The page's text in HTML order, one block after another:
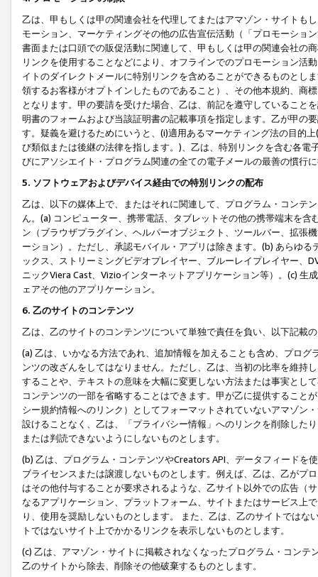
乙は、甲もしくは甲の関連会社を代理してまたはアマゾン・サイトも
モーション、マーケティングその他の広告宣伝活動（「プロモーショ
書面または口頭での販促活動に関連して、甲もしくは甲の関連会社の
リンクを使用することなどにより、オフラインでのプロモーション活
イトのダイレクトメールに特別リンクを含めることができるものとし
領するお客様がオプトインしたものであること）、その他本規約、商
となります。甲の要請を受けた場合、乙は、前記を遵守していること
明書のフォームおよび当該証明書の記載事項を指定します。乙が甲の
す。疑義を避けるためにいうと、(i)適用あるマーケティング法の目的
び類似または後継の法律を指します。)、乙は、特別リンクを含む各
びにアソシエイト・プログラム関連の全ての電子メールの最善の慣行
5. ソフトウェアおよびデバイス経由での特別リンクの配布
乙は、以下の媒体上で、またはそれに関連して、プログラム・コンテ
ん。(a) コンピューター、携帯電話、タブレットその他の携帯端末を
ン（ブラウザプラグイン、ヘルパーオブジェクト、ツールバー、拡張
ーション）。ただし、承認モバイル・アプリは除きます。(b) あらゆ
ックス、ストリーミングビデオプレイヤー、ブルーレイプレイヤー、
ニックViera Cast、Vizioインターネットアプリケーション等）。(c)
ェアその他のアプリケーション。
6. 乙のサイトのコンテンツ
乙は、乙のサイトのコンテンツについて単独で責任を負い、以下記載
(a) 乙は、いかなる方法であれ、追加情報を加えることも含め、プロ
ンツの改ざんをしてはなりません。ただし、乙は、当初の比率を維持
することや、テキストの意味を大幅に変更しない方法または事実とし
コンテンツの一部を省略することはできます。甲が乙に提供すること
シー規約情報へのリンク）としてフォーマットされていないアマゾン
設けることなく、乙は、「プライバシー情報」へのリンクを削除した
または判読できないようにしないものとします。
(b) 乙は、プログラム・コンテンツやCreators API、データフィード
ブライセンスまたは譲渡しないものとします。例えば、乙は、乙がプ
はその他付与することが要求されるような、乙サイト以外での広告（
なるアプリケーション、プラットフォーム、サイトまたはサービス上
り、使用を奨励しないものとします。 また、乙は、乙のサイトでは
トではないサイト上でかかるリンクを表示しないものとします。
(c) 乙は、アマゾン・サイトに掲載されなくなったプログラム・コン
乙のサイトから除去、削除その他破棄するものとします。